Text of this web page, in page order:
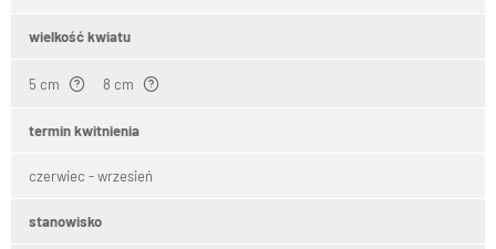
wielkość kwiatu
5 cm 8 cm
termin kwitnienia
czerwiec - wrzesień
stanowisko